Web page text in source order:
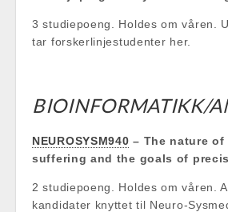
3 studiepoeng. Holdes om våren.
tar forskerlinjestudenter her.
BIOINFORMATIKK/
NEUROSYSM940 – The nature of
suffering and the goals of
2 studiepoeng. Holdes om våren.
kandidater knyttet til Neuro-